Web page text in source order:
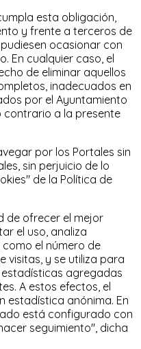
esta obligación,
y frente a terceros de
ocasionar con
En cualquier caso, el
de eliminar aquellos
inadecuados en
por el Ayuntamiento
a la presente
por los Portales sin
sin perjuicio de lo
de la Política de
de ofrecer el mejor
el uso, analiza
el número de
visitas, y se utiliza para
agregadas
A estos efectos, el
estadística anónima. En
está configurado con
seguimiento", dicha